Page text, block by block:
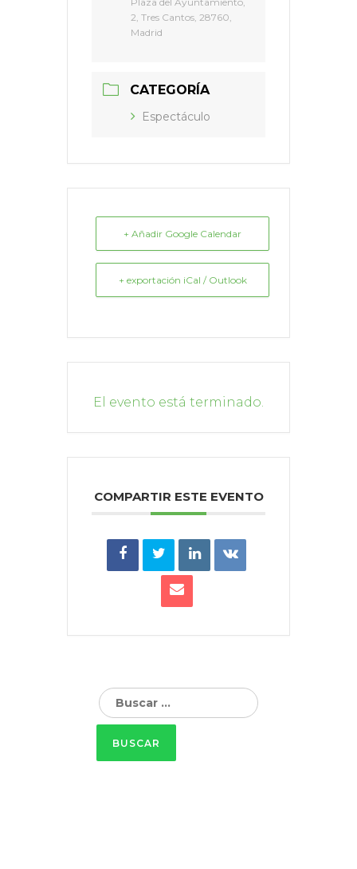
2, Tres Cantos, 28760,
Madrid
CATEGORÍA
Espectáculo
+ Añadir Google Calendar
+ exportación iCal / Outlook
El evento está terminado.
COMPARTIR ESTE EVENTO
Buscar: